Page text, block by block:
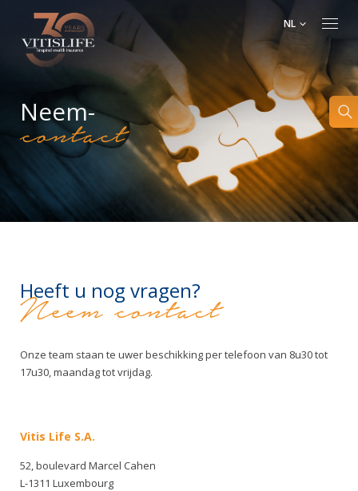
NL
Neem-
contact
Heeft u nog vragen?
Neem contact
Onze team staan te uwer beschikking per telefoon van 8u30 tot
17u30, maandag tot vrijdag.
Vitis Life S.A.
52, boulevard Marcel Cahen
L-1311 Luxembourg